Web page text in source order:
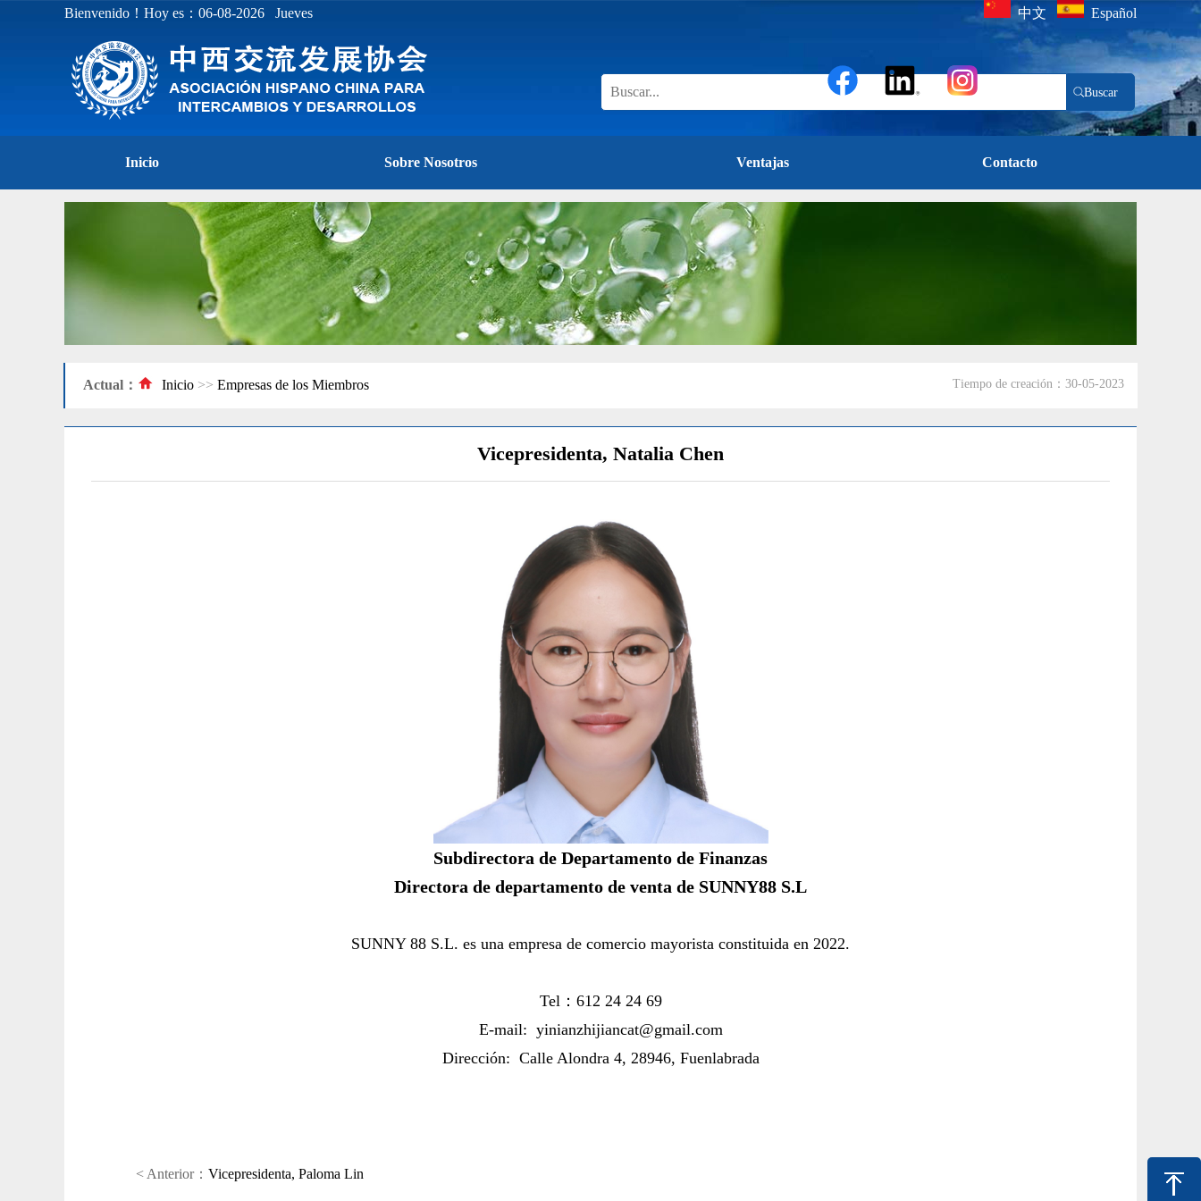
Bienvenido！Hoy es：06-08-2026 Jueves 中文 Español
Inicio Sobre Nosotros Ventajas Contacto
Tiempo de creación：30-05-2023
Actual： Inicio >> Empresas de los Miembros
Vicepresidenta, Natalia Chen
Subdirectora de Departamento de Finanzas
Directora de departamento de venta de SUNNY88 S.L
SUNNY 88 S.L. es una empresa de comercio mayorista constituida en 2022.
Tel： 612 24 24 69
E-mail: yinianzhijiancat@gmail.com
Dirección: Calle Alondra 4, 28946, Fuenlabrada
< Anterior： Vicepresidenta, Paloma Lin